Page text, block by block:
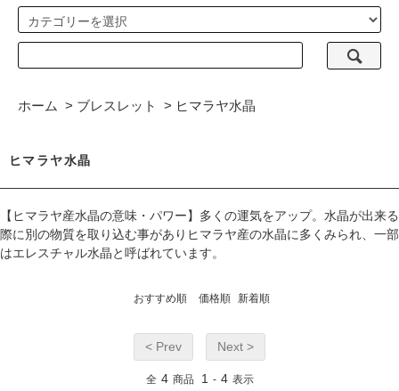
ホーム > ブレスレット > ヒマラヤ水晶
ヒマラヤ水晶
【ヒマラヤ産水晶の意味・パワー】多くの運気をアップ。水晶が出来る
際に別の物質を取り込む事がありヒマラヤ産の水晶に多くみられ、一部
はエレスチャル水晶と呼ばれています。
おすすめ順 価格順 新着順
< Prev Next >
全 4 商品 1 - 4 表示